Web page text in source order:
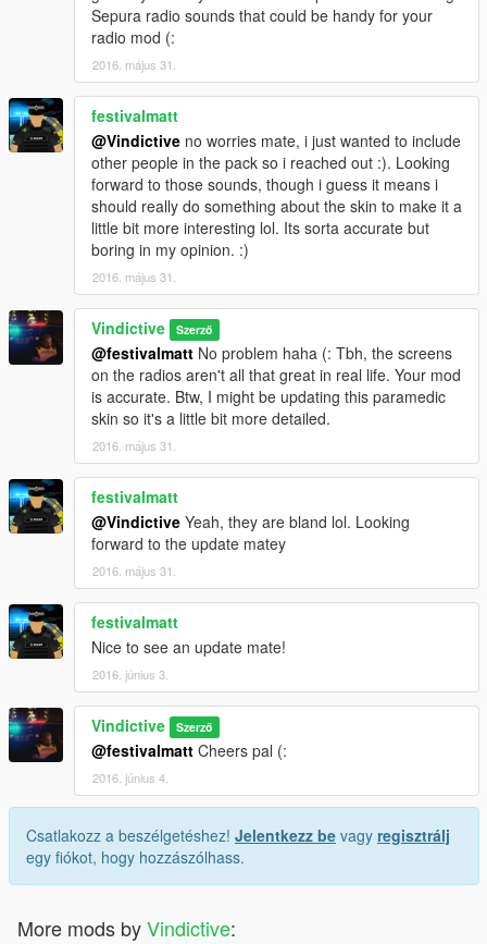
Sepura radio sounds that could be handy for your
radio mod (:
2016. május 31.
festivalmatt
@Vindictive no worries mate, i just wanted to include
other people in the pack so i reached out :). Looking
forward to those sounds, though i guess it means i
should really do something about the skin to make it a
little bit more interesting lol. Its sorta accurate but
boring in my opinion. :)
2016. május 31.
Vindictive Szerző
@festivalmatt No problem haha (: Tbh, the screens
on the radios aren't all that great in real life. Your mod
is accurate. Btw, I might be updating this paramedic
skin so it's a little bit more detailed.
2016. május 31.
festivalmatt
@Vindictive Yeah, they are bland lol. Looking
forward to the update matey
2016. május 31.
festivalmatt
Nice to see an update mate!
2016. június 3.
Vindictive Szerző
@festivalmatt Cheers pal (:
2016. június 4.
Csatlakozz a beszélgetéshez! Jelentkezz be vagy regisztrálj
egy fiókot, hogy hozzászólhass.
More mods byVindictive: